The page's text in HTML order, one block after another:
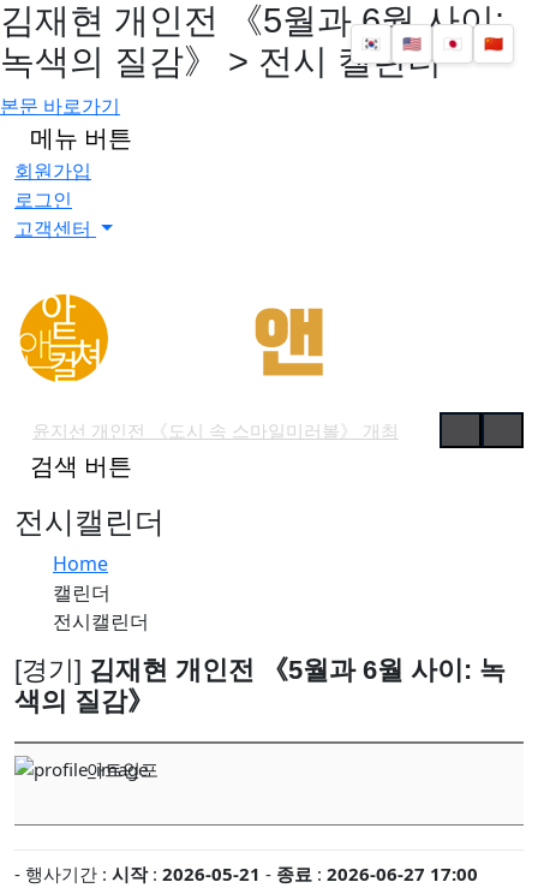
김재현 개인전 《5월과 6월 사이:
녹색의 질감》 > 전시 캘린더
본문 바로가기
메뉴 버튼
회원가입
로그인
고객센터
윤지선 개인전 《도시 속 스마일미러볼》 개최
'가우디: 서울에서 다시 태어나다' 개막
유진실 개인전 《리듬의 풍경》 개최
최형인 개인전 《서로의 자리》 개최
'파인캐릭터 2026', DDP서 11월 개최
강민서·송이현진 2인전 《Fabricated Narratives 》 개최
권민철 개인전 《완벽한 날씨(The Perfect Weather)》 개최
6인의 그룹전 《뉴홉》 개최
성서 개인전 《Frozenism: The Frozen Archive》 개최
우창훈 개인전 《형상과 중첩》 개최…보이지 않는 세계의 생
검색 버튼
🇰🇷 🇺🇸 🇯🇵 🇨🇳
전시캘린더
Home
캘린더
전시캘린더
[경기] 김재현 개인전 《5월과 6월 사이: 녹
색의 질감》
아트인포
- 행사기간 : 시작: 2026-05-21 - 종료 : 2026-06-27 17:00